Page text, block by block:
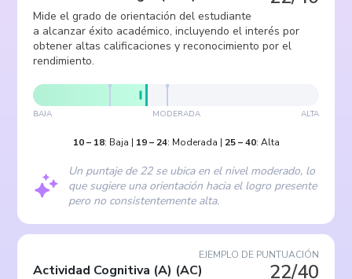
Mide el grado de orientación del estudiante
a alcanzar éxito académico, incluyendo el interés por
obtener altas calificaciones y reconocimiento por el
rendimiento.
BAJA MODERADA ALTA
10– 18: Baja | 19– 24: Moderada | 25–40: Alta
Un puntaje de 22 se ubica en el nivel moderado, lo
que sugiere una orientación hacia el logro presente
pero no consistentemente alta.
EJEMPLO DE PUNTUACIÓN
22/40
Actividad Cognitiva (A) (AC)